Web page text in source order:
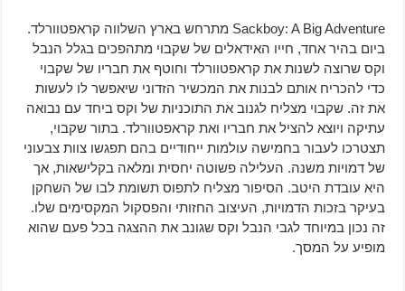
Sackboy: A Big Adventure מתרחש בארץ השלווה קראפטוורלד.
ביום בהיר אחד, חייו האידאלים של שקבוי מתהפכים בגלל הנבל
וקס שרוצה לשנות את קראפטוורלד וחוטף את חבריו של שקבוי
כדי להכריח אותם לבנות את המכשיר הזדוני שיאפשר לו לעשות
את זה. שקבוי מצליח לגנוב את התוכניות של וקס ביחד עם נבואה
עתיקה ויוצא להציל את חבריו ואת קראפטוורלד. בתור שקבוי,
תצטרכו לעבור בחמישה עולמות ייחודיים בהם תפגשו צוות צבעוני
של דמויות משנה. העלילה פשוטה יחסית ומלאה בקלישאות, אך
היא עובדת היטב. הסיפור מצליח לתפוס תשומת לבו של השחקן
בעיקר בזכות הדמויות, העיצוב החזותי והפסקול המקסימים שלו.
זה נכון במיוחד לגבי הנבל וקס שגונב את ההצגה בכל פעם שהוא
מופיע על המסך.